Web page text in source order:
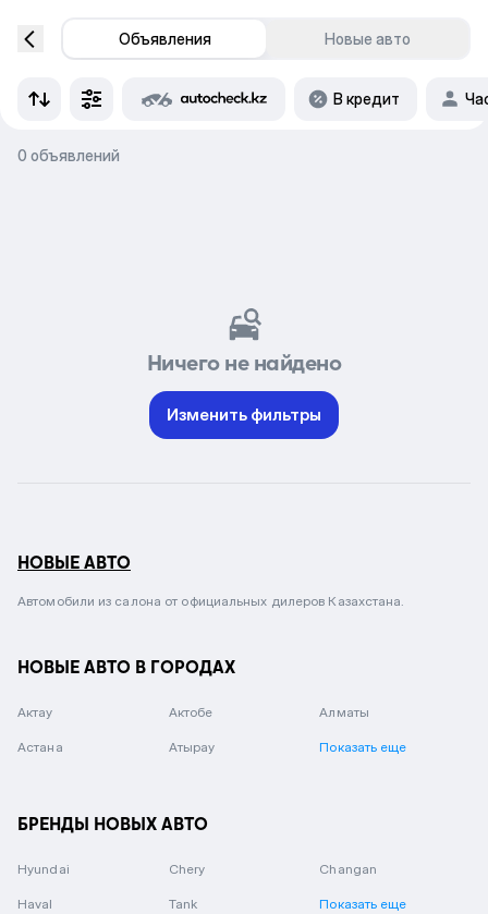
Объявления Новые авто
В кредит
0 объявлений
Ничего не найдено
Изменить фильтры
НОВЫЕ АВТО
Автомобили из салона от официальных дилеров Казахстана.
НОВЫЕ АВТО В ГОРОДАХ
Актау Актобе Алматы
Астана Атырау Показать еще
БРЕНДЫ НОВЫХ АВТО
Hyundai Chery Changan
Haval Tank Показать еще